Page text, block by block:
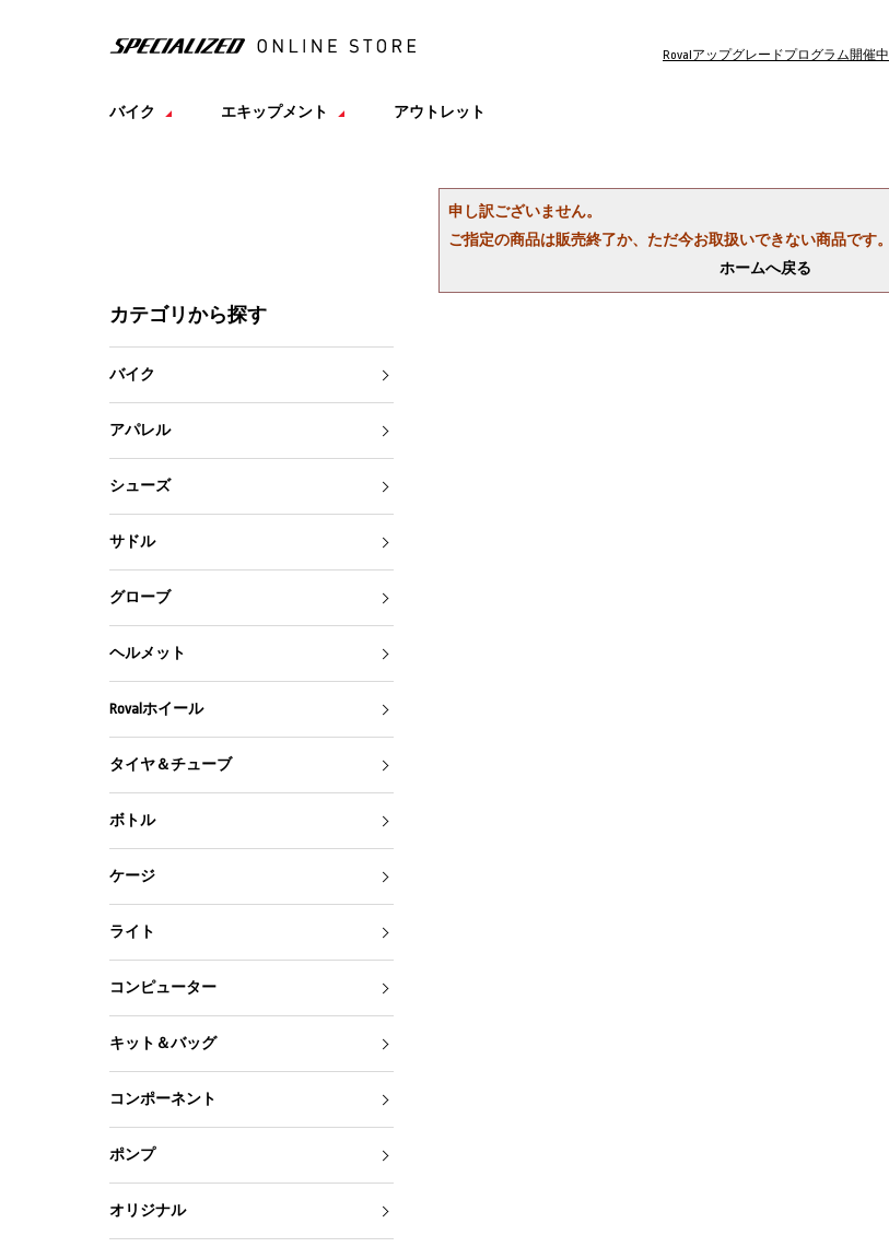
Rovalアップグレードプログラム開催中
バイク エキップメント アウトレット
申し訳ございません。
ご指定の商品は販売終了か、ただ今お取扱いできない商品です。
ホームへ戻る
カテゴリから探す
バイク
アパレル
シューズ
サドル
グローブ
ヘルメット
Rovalホイール
タイヤ＆チューブ
ボトル
ケージ
ライト
コンピューター
キット＆バッグ
コンポーネント
ポンプ
オリジナル